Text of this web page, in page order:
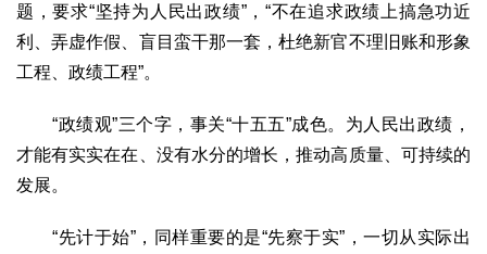
在线期刊
2017 2016 2015 2018
杂志简介 杂志编委会 组织机构 联系我们 智慧中国动态
智慧城市
智慧环保
智慧会客厅 县域经济 城乡建设 乡村振兴
题，要求“坚持为人民出政绩”，“不在追求政绩上搞急功近
利、弄虚作假、盲目蛮干那一套，杜绝新官不理旧账和形象
工程、政绩工程”。
“政绩观”三个字，事关“十五五”成色。为人民出政绩，
才能有实实在在、没有水分的增长，推动高质量、可持续的
发展。
“先计于始”，同样重要的是“先察于实”，一切从实际出